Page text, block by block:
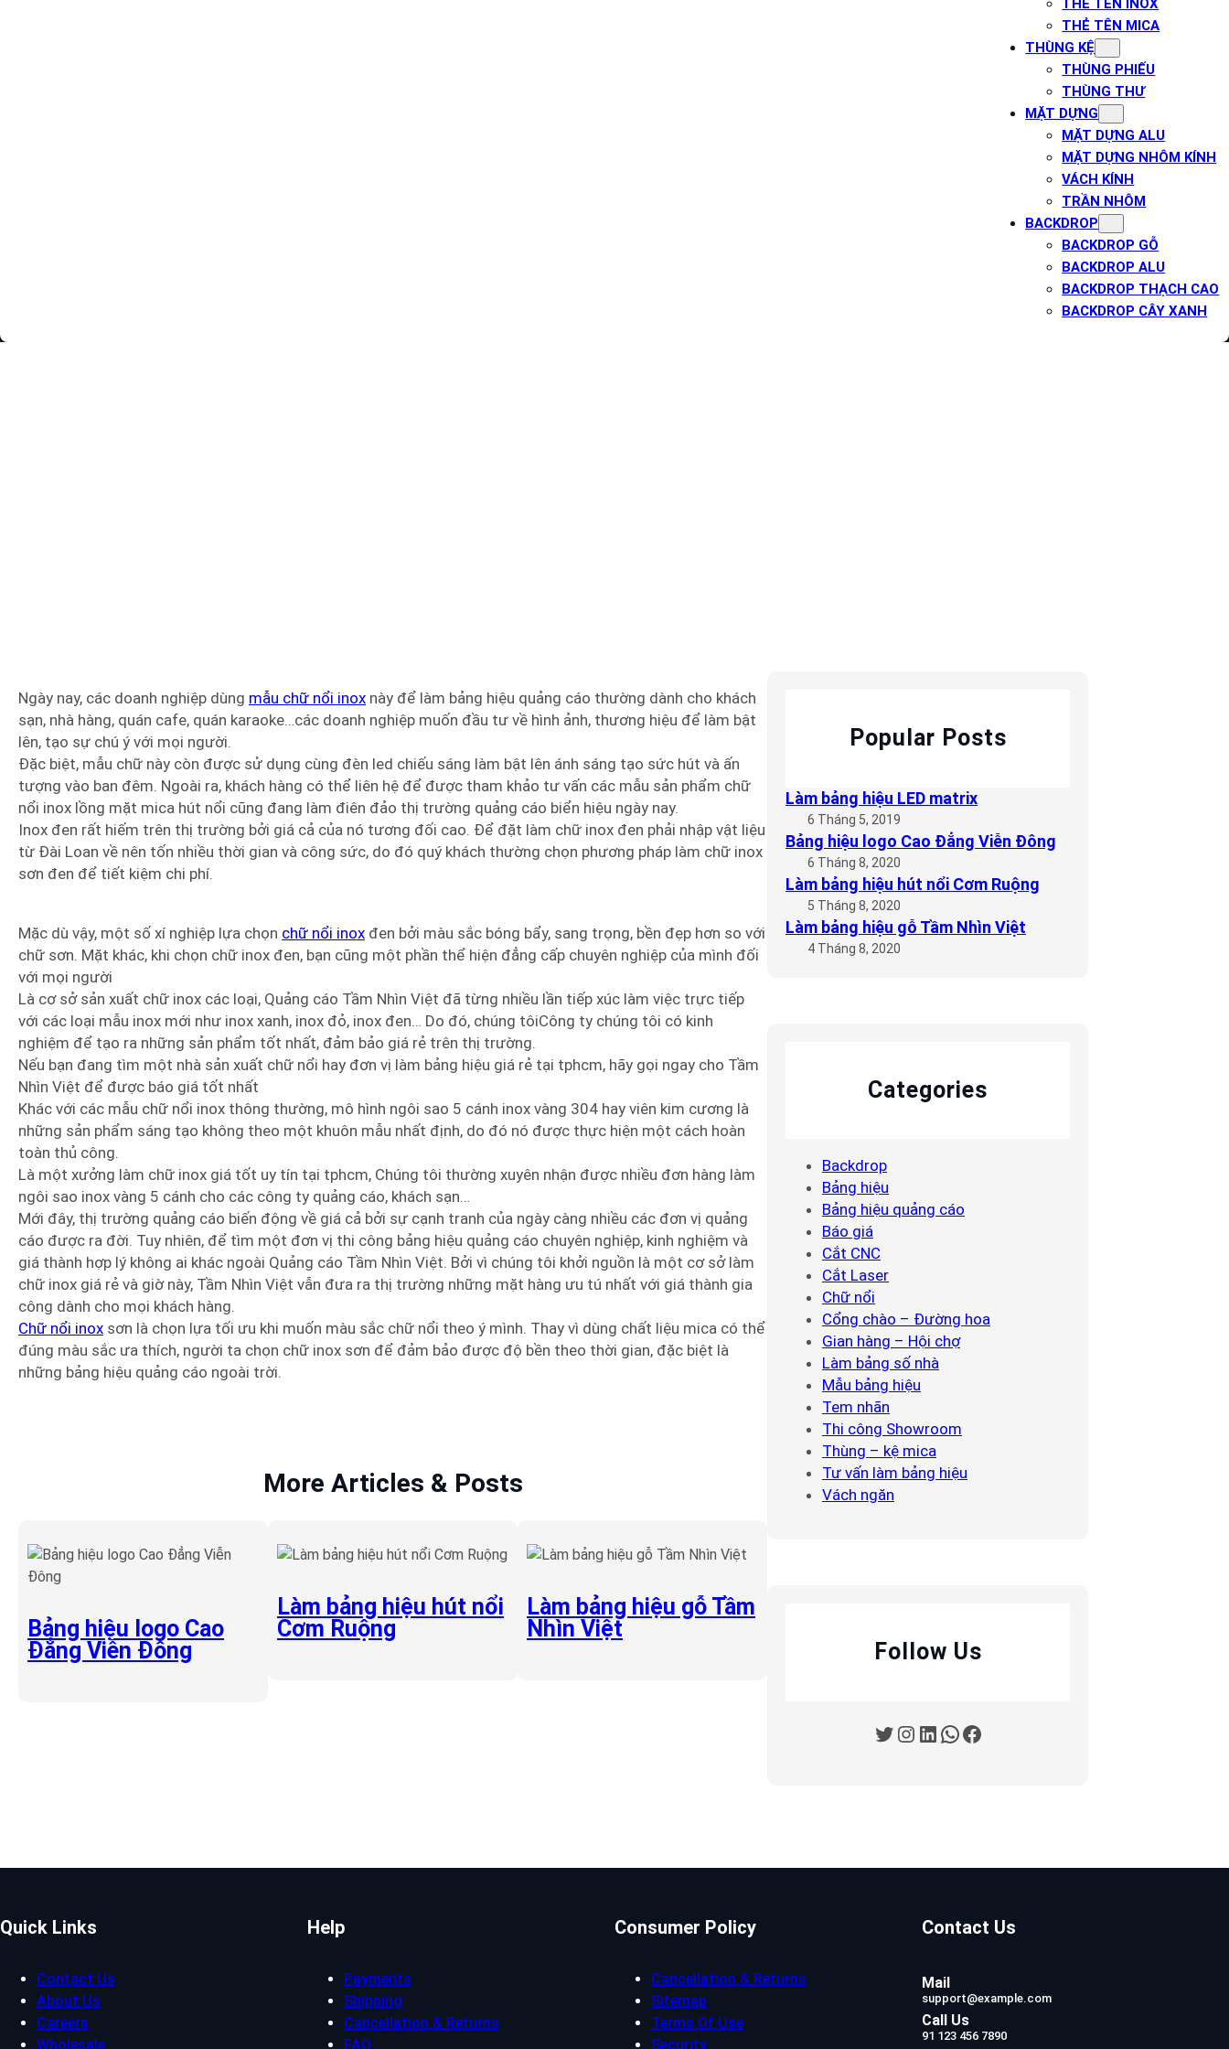
THẺ TÊN INOX
THẺ TÊN MICA
THÙNG KỆ
THÙNG PHIẾU
THÙNG THƯ
MẶT DỰNG
MẶT DỰNG ALU
MẶT DỰNG NHÔM KÍNH
VÁCH KÍNH
TRẦN NHÔM
BACKDROP
BACKDROP GỖ
BACKDROP ALU
BACKDROP THẠCH CAO
BACKDROP CÂY XANH
Ngày nay, các doanh nghiệp dùng mẫu chữ nổi inox này để làm bảng hiệu quảng cáo thường dành cho khách
sạn, nhà hàng, quán cafe, quán karaoke…các doanh nghiệp muốn đầu tư về hình ảnh, thương hiệu để làm bật
lên, tạo sự chú ý với mọi người.
Đặc biệt, mẫu chữ này còn được sử dụng cùng đèn led chiếu sáng làm bật lên ánh sáng tạo sức hút và ấn
tượng vào ban đêm. Ngoài ra, khách hàng có thể liên hệ để được tham khảo tư vấn các mẫu sản phẩm chữ
nổi inox lồng mặt mica hút nổi cũng đang làm điên đảo thị trường quảng cáo biển hiệu ngày nay.
Inox đen rất hiếm trên thị trường bởi giá cả của nó tương đối cao. Để đặt làm chữ inox đen phải nhập vật liệu
từ Đài Loan về nên tốn nhiều thời gian và công sức, do đó quý khách thường chọn phương pháp làm chữ inox
sơn đen để tiết kiệm chi phí.
Mặc dù vậy, một số xí nghiệp lựa chọn chữ nổi inox đen bởi màu sắc bóng bẩy, sang trọng, bền đẹp hơn so với
chữ sơn. Mặt khác, khi chọn chữ inox đen, bạn cũng một phần thể hiện đẳng cấp chuyên nghiệp của mình đối
với mọi người
Là cơ sở sản xuất chữ inox các loại, Quảng cáo Tầm Nhìn Việt đã từng nhiều lần tiếp xúc làm việc trực tiếp
với các loại mẫu inox mới như inox xanh, inox đỏ, inox đen… Do đó, chúng tôiCông ty chúng tôi có kinh
nghiệm để tạo ra những sản phẩm tốt nhất, đảm bảo giá rẻ trên thị trường.
Nếu bạn đang tìm một nhà sản xuất chữ nổi hay đơn vị làm bảng hiệu giá rẻ tại tphcm, hãy gọi ngay cho Tầm
Nhìn Việt để được báo giá tốt nhất
Khác với các mẫu chữ nổi inox thông thường, mô hình ngôi sao 5 cánh inox vàng 304 hay viên kim cương là
những sản phẩm sáng tạo không theo một khuôn mẫu nhất định, do đó nó được thực hiện một cách hoàn
toàn thủ công.
Là một xưởng làm chữ inox giá tốt uy tín tại tphcm, Chúng tôi thường xuyên nhận được nhiều đơn hàng làm
ngôi sao inox vàng 5 cánh cho các công ty quảng cáo, khách sạn…
Mới đây, thị trường quảng cáo biến động về giá cả bởi sự cạnh tranh của ngày càng nhiều các đơn vị quảng
cáo được ra đời. Tuy nhiên, để tìm một đơn vị thi công bảng hiệu quảng cáo chuyên nghiệp, kinh nghiệm và
giá thành hợp lý không ai khác ngoài Quảng cáo Tầm Nhìn Việt. Bởi vì chúng tôi khởi nguồn là một cơ sở làm
chữ inox giá rẻ và giờ này, Tầm Nhìn Việt vẫn đưa ra thị trường những mặt hàng ưu tú nhất với giá thành gia
công dành cho mọi khách hàng.
Chữ nổi inox sơn là chọn lựa tối ưu khi muốn màu sắc chữ nổi theo ý mình. Thay vì dùng chất liệu mica có thể
đúng màu sắc ưa thích, người ta chọn chữ inox sơn để đảm bảo được độ bền theo thời gian, đặc biệt là
những bảng hiệu quảng cáo ngoài trời.
More Articles & Posts
Bảng hiệu logo Cao
Đẳng Viễn Đông
Làm bảng hiệu hút nổi
Cơm Ruộng
Làm bảng hiệu gỗ Tầm
Nhìn Việt
Popular Posts
Làm bảng hiệu LED matrix
6 Tháng 5, 2019
Bảng hiệu logo Cao Đẳng Viễn Đông
6 Tháng 8, 2020
Làm bảng hiệu hút nổi Cơm Ruộng
5 Tháng 8, 2020
Làm bảng hiệu gỗ Tầm Nhìn Việt
4 Tháng 8, 2020
Categories
Backdrop
Bảng hiệu
Bảng hiệu quảng cáo
Báo giá
Cắt CNC
Cắt Laser
Chữ nổi
Cổng chào – Đường hoa
Gian hàng – Hội chợ
Làm bảng số nhà
Mẫu bảng hiệu
Tem nhãn
Thi công Showroom
Thùng – kệ mica
Tư vấn làm bảng hiệu
Vách ngăn
Follow Us
Twitter Instagram LinkedIn WhatsApp Facebook
Quick Links
Contact Us
About Us
Careers
Wholesale
Help
Payments
Shipping
Cancellation & Returns
FAQ
Consumer Policy
Cancellation & Returns
Sitemap
Terms Of Use
Security
Contact Us
Mail
support@example.com
Call Us
91 123 456 7890